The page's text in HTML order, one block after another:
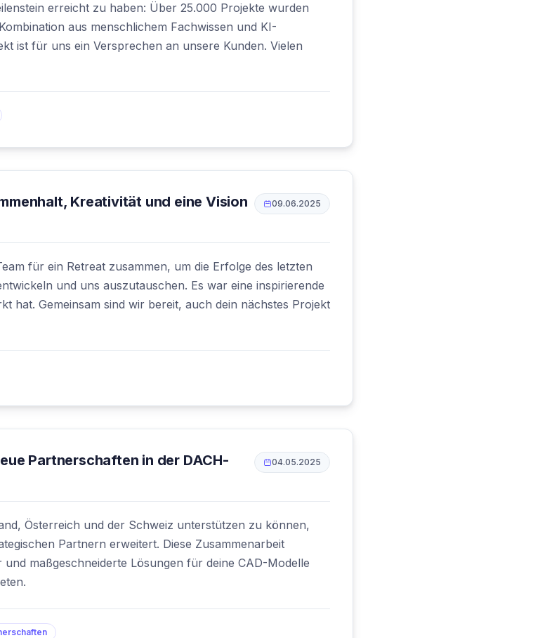
erreicht zu haben: Über 25.000 Projekte wurden
aus menschlichem Fachwissen und KI-
ist für uns ein Versprechen an unsere Kunden. Vielen
Kreativität und eine Vision
09.06.2025
für ein Retreat zusammen, um die Erfolge des letzten
und uns auszutauschen. Es war eine inspirierende
hat. Gemeinsam sind wir bereit, auch dein nächstes Projekt
Partnerschaften in der DACH-
04.05.2025
Österreich und der Schweiz unterstützen zu können,
Partnern erweitert. Diese Zusammenarbeit
maßgeschneiderte Lösungen für deine CAD-Modelle